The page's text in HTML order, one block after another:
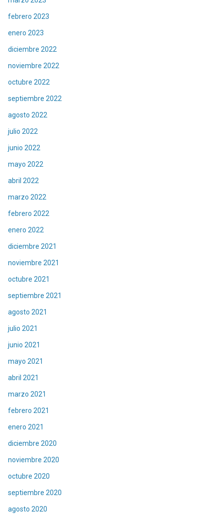
febrero 2023
enero 2023
diciembre 2022
noviembre 2022
octubre 2022
septiembre 2022
agosto 2022
julio 2022
junio 2022
mayo 2022
abril 2022
marzo 2022
febrero 2022
enero 2022
diciembre 2021
noviembre 2021
octubre 2021
septiembre 2021
agosto 2021
julio 2021
junio 2021
mayo 2021
abril 2021
marzo 2021
febrero 2021
enero 2021
diciembre 2020
noviembre 2020
octubre 2020
septiembre 2020
agosto 2020